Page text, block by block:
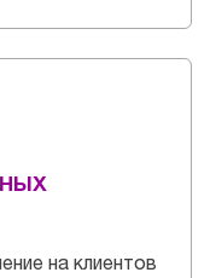
на клиентов